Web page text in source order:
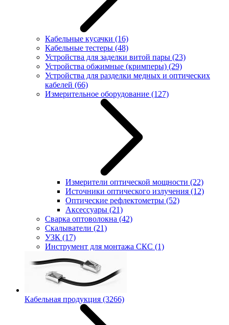
Кабельные кусачки (16)
Кабельные тестеры (48)
Устройства для заделки витой пары (23)
Устройства обжимные (кримперы) (29)
Устройства для разделки медных и оптических
кабелей (66)
Измерительное оборудование (127)
Измерители оптической мощности (22)
Источники оптического излучения (12)
Оптические рефлектометры (52)
Аксессуары (21)
Сварка оптоволокна (42)
Скалыватели (21)
УЗК (17)
Инструмент для монтажа СКС (1)
Кабельная продукция (3266)